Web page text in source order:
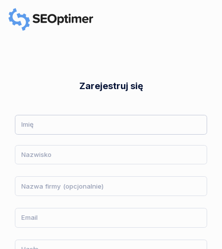
Zarejestruj się